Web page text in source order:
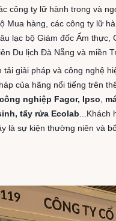
công ty lữ hành trong và
Mua hàng, các công ty lữ
lạc bộ Giám đốc Ẩm
Du lịch Đà Nẵng và miền
giải pháp và công nghệ
của hãng nổi tiếng trên
nghiệp Fagor, Ipso
tẩy rửa Ecolab
là sự kiện thường niên và